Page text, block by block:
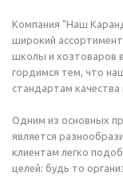
Компания "Наш
широкий
школы и хозтоваров
гордимся тем, что
стандартам качества
Одним из основных
является
клиентам легко
целей: будь то